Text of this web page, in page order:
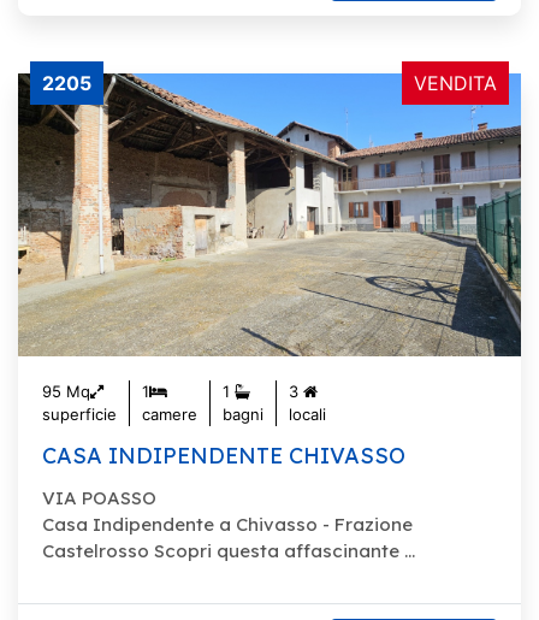
VENDITA
2205
95 Mq
superficie
1
camere
1
bagni
3
locali
CASA INDIPENDENTE CHIVASSO
VIA POASSO
Casa Indipendente a Chivasso - Frazione
Castelrosso Scopri questa affascinante ...